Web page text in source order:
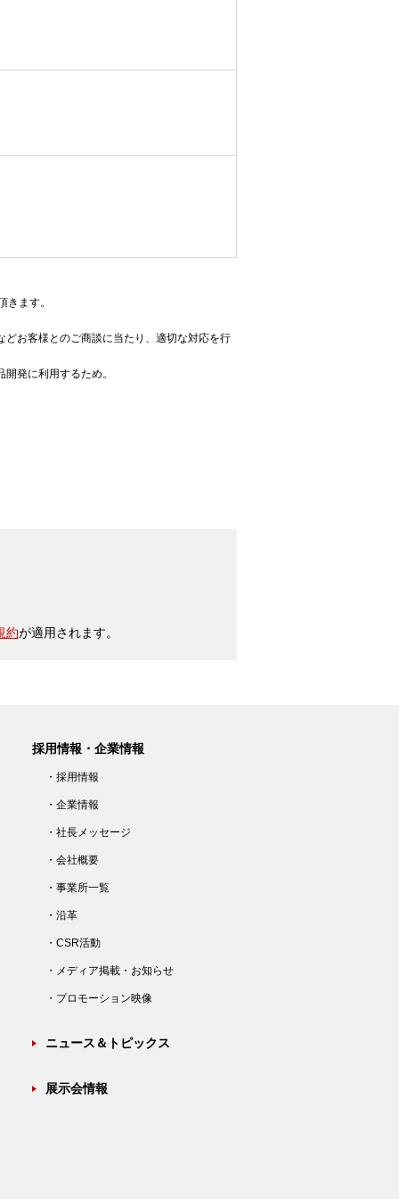
ます。
お客様とのご商談に当たり、適切な対応を行
発に利用するため。
約が適用されます。
採用情報・企業情報
・採用情報
・企業情報
・社長メッセージ
・会社概要
・事業所一覧
・沿革
・CSR活動
・メディア掲載・お知らせ
・プロモーション映像
ニュース＆トピックス
展示会情報